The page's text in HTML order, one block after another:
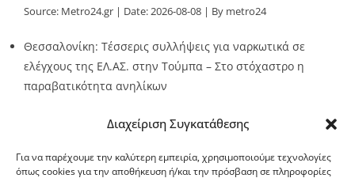
Διαχείριση Συγκατάθεσης
Για να παρέχουμε την καλύτερη εμπειρία, χρησιμοποιούμε τεχνολογίες
όπως cookies για την αποθήκευση ή/και την πρόσβαση σε πληροφορίες
Source: Metro24.gr Date: 2026-08-08 By metro24
Θεσσαλονίκη: Τέσσερις συλλήψεις για ναρκωτικά σε
ελέγχους της ΕΛ.ΑΣ. στην Τούμπα – Στο στόχαστρο η
παραβατικότητα ανηλίκων